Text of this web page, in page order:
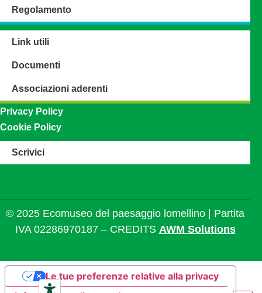
Regolamento
Link utili
Documenti
Associazioni aderenti
Privacy Policy
Cookie Policy
Scrivici
© 2025 Ecomuseo del paesaggio lomellino | Partita
IVA 02286970187 – CREDITS AWM Solutions
Le tue preferenze relative alla privacy